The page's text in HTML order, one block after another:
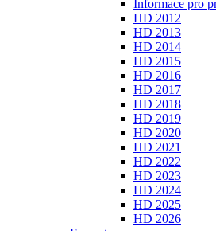
Informace pro
HD 2012
HD 2013
HD 2014
HD 2015
HD 2016
HD 2017
HD 2018
HD 2019
HD 2020
HD 2021
HD 2022
HD 2023
HD 2024
HD 2025
HD 2026